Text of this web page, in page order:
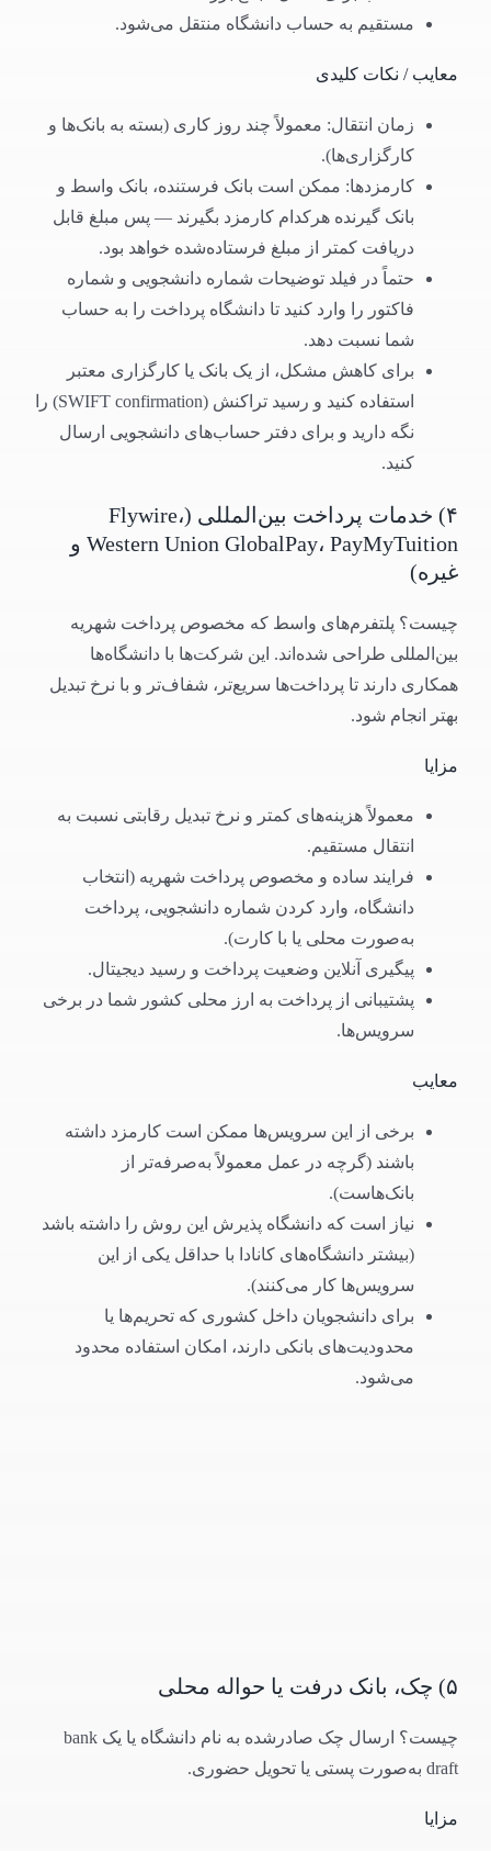
مستقیم به حساب دانشگاه منتقل می‌شود.
معایب / نکات کلیدی
زمان انتقال: معمولاً چند روز کاری (بسته به بانک‌ها و
کارگزاری‌ها).
کارمزدها: ممکن است بانک فرستنده، بانک واسط و
بانک گیرنده هرکدام کارمزد بگیرند — پس مبلغ قابل
دریافت کمتر از مبلغ فرستاده‌شده خواهد بود.
حتماً در فیلد توضیحات شماره دانشجویی و شماره
فاکتور را وارد کنید تا دانشگاه پرداخت را به حساب
شما نسبت دهد.
برای کاهش مشکل، از یک بانک یا کارگزاری معتبر
استفاده کنید و رسید تراکنش (SWIFT confirmation) را
نگه دارید و برای دفتر حساب‌های دانشجویی ارسال
کنید.
۴) خدمات پرداخت بین‌المللی (Flywire،
Western Union GlobalPay، PayMyTuition و
غیره)
چیست؟ پلتفرم‌های واسط که مخصوص پرداخت شهریه
بین‌المللی طراحی شده‌اند. این شرکت‌ها با دانشگاه‌ها
همکاری دارند تا پرداخت‌ها سریع‌تر، شفاف‌تر و با نرخ تبدیل
بهتر انجام شود.
مزایا
معمولاً هزینه‌های کمتر و نرخ تبدیل رقابتی نسبت به
انتقال مستقیم.
فرایند ساده و مخصوص پرداخت شهریه (انتخاب
دانشگاه، وارد کردن شماره دانشجویی، پرداخت
به‌صورت محلی یا با کارت).
پیگیری آنلاین وضعیت پرداخت و رسید دیجیتال.
پشتیبانی از پرداخت به ارز محلی کشور شما در برخی
سرویس‌ها.
معایب
برخی از این سرویس‌ها ممکن است کارمزد داشته
باشند (گرچه در عمل معمولاً به‌صرفه‌تر از
بانک‌هاست).
نیاز است که دانشگاه پذیرش این روش را داشته باشد
(بیشتر دانشگاه‌های کانادا با حداقل یکی از این
سرویس‌ها کار می‌کنند).
برای دانشجویان داخل کشوری که تحریم‌ها یا
محدودیت‌های بانکی دارند، امکان استفاده محدود
می‌شود.
۵) چک، بانک درفت یا حواله محلی
چیست؟ ارسال چک صادرشده به نام دانشگاه یا یک bank
draft به‌صورت پستی یا تحویل حضوری.
مزایا